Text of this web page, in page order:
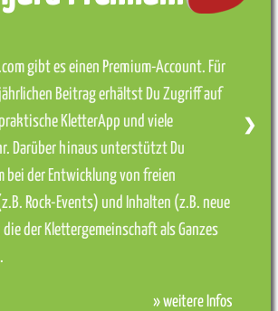
gibt es einen Premium-Account. Für
Beitrag erhältst Du Zugriff auf
KletterApp und viele
Darüber hinaus unterstützt Du
bei der Entwicklung von freien
Rock-Events) und Inhalten (z.B. neue
der Klettergemeinschaft als Ganzes
» weitere Infos
❯